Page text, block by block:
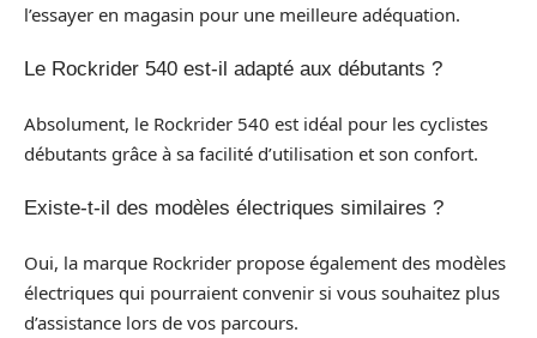
l’essayer en magasin pour une meilleure adéquation.
Le Rockrider 540 est-il adapté aux débutants ?
Absolument, le Rockrider 540 est idéal pour les cyclistes
débutants grâce à sa facilité d’utilisation et son confort.
Existe-t-il des modèles électriques similaires ?
Oui, la marque Rockrider propose également des modèles
électriques qui pourraient convenir si vous souhaitez plus
d’assistance lors de vos parcours.